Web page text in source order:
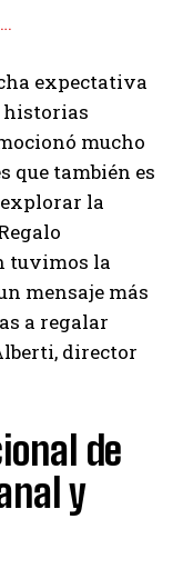
expectativa
historias
mucho
que también es
la
tuvimos la
mensaje más
a regalar
director
de
y